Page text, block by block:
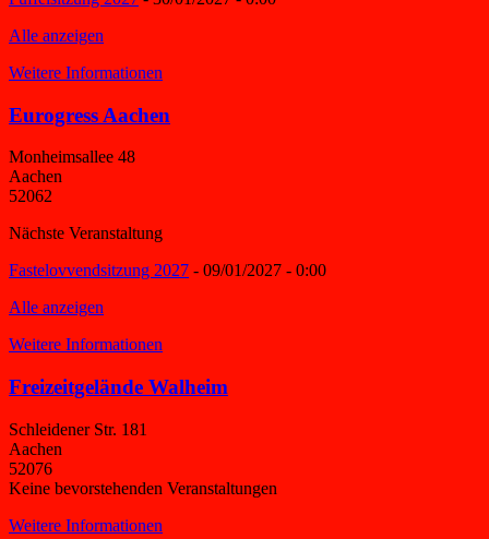
Alle anzeigen
Weitere Informationen
Eurogress Aachen
Monheimsallee 48
Aachen
52062
Nächste Veranstaltung
Fastelovvendsitzung 2027 - 09/01/2027 - 0:00
Alle anzeigen
Weitere Informationen
Freizeitgelände Walheim
Schleidener Str. 181
Aachen
52076
Keine bevorstehenden Veranstaltungen
Weitere Informationen